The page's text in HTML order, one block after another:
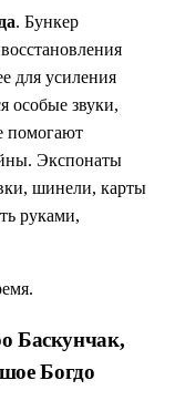
. Бункер
для усиления
особые звуки,
помогают
Экспонаты
шинели, карты
руками,
Баскунчак,
Богдо